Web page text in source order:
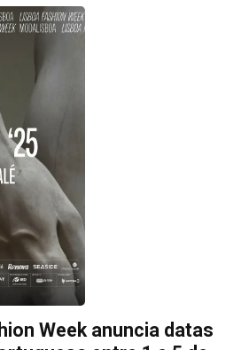
Week anuncia datas